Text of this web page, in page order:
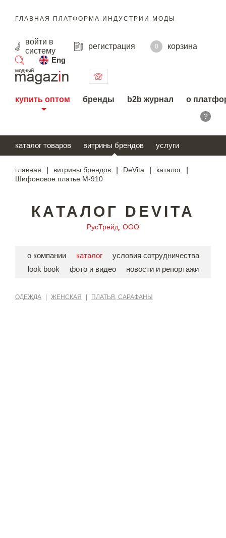
ГЛАВНАЯ ПЛАТФОРМА ИНДУСТРИИ МОДЫ
войти в
систему
регистрация 0
корзина
Eng
поиск
купить оптом бренды b2b журнал о
?
каталог товаров витрины брендов услуги
главная витрины брендов DeVita каталог
Шифоновое платье М-910
КАТАЛОГ DEVITA
РусТрейд, ООО
о компании каталог
условия сотрудничества
look book
фото и видео новости и репортажи
ОДЕЖДА ЖЕНСКАЯ ПЛАТЬЯ, САРАФАНЫ